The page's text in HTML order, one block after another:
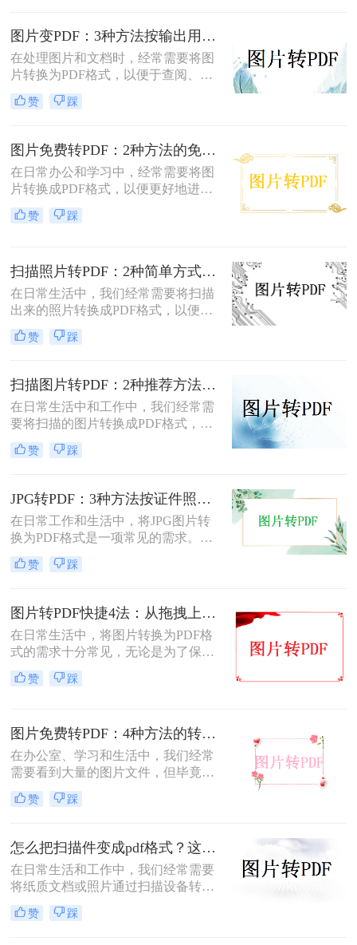
介绍四种将扫描图片转换成PDF的方
法。
图片变PDF：3种方法按输出用途（打印/存档/分享）选！
在处理图片和文档时，经常需要将图
片转换为PDF格式，以便于查阅、分
享或存档。那么如何把图片变成pdf
呢？本文将介绍三种常用的图片转
赞 踩
图片免费转PDF：2种方法的免费额度、水印和画质对比！
在日常办公和学习中，经常需要将图
片转换成PDF格式，以便更好地进行
分享、打印或存档。那么如何把图片
转换成pdf格式免费呢？本文将介绍两
赞 踩
扫描照片转PDF：2种简单方式在身份证和合同上的操作差异！
在日常生活中，我们经常需要将扫描
出来的照片转换成PDF格式，以便于
分享、存储和管理。那么扫描出来的
照片怎么转成pdf呢？本文将介绍两种
赞 踩
扫描图片转PDF：2种推荐方法的清晰度调优和文件压缩！
在日常生活中和工作中，我们经常需
要将扫描的图片转换成PDF格式，以
便于文档的管理、共享和打印。那么
扫描图片怎么转换成pdf呢？本文将介
方法。
赞 踩
JPG转PDF：3种方法按证件照、截图和风景照分别推荐！
在日常工作和生活中，将JPG图片转
换为PDF格式是一项常见的需求。
PDF格式具有跨平台兼容性、易于阅
读和保护隐私等优点，因此广泛应用
转换pdf呢？本文将介绍三种将JPG图
片转换为PDF的方法。
赞 踩
图片转PDF快捷4法：从拖拽上传到批量导出的操作流程！
在日常生活中，将图片转换为PDF格
式的需求十分常见，无论是为了保存
照片、制作电子相册，还是为了提交
报告和简历中的图片资料。那么图片
完成图片到PDF的转换。
赞 踩
图片免费转PDF：4种方法的转换速度和画质损失对比！
在办公室、学习和生活中，我们经常
需要看到大量的图片文件，但毕竟，
一张一张地看照片相对麻烦，所以我
们通常会把照片变成PDF。事实上，
天，我将教你图片转为pdf怎么弄免费
的。
赞 踩
怎么把扫描件变成pdf格式？这三种方法简单又实用！
在日常生活和工作中，我们经常需要
将纸质文档或照片通过扫描设备转化
为数字格式，并进一步将其保存为
PDF文件，以便于分享、存储和查
赞 踩